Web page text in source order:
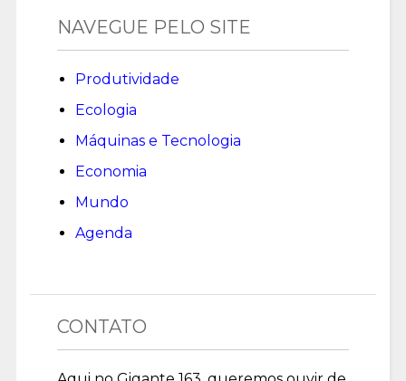
NAVEGUE PELO SITE
Produtividade
Ecologia
Máquinas e Tecnologia
Economia
Mundo
Agenda
CONTATO